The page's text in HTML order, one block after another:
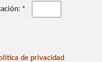
*
de privacidad